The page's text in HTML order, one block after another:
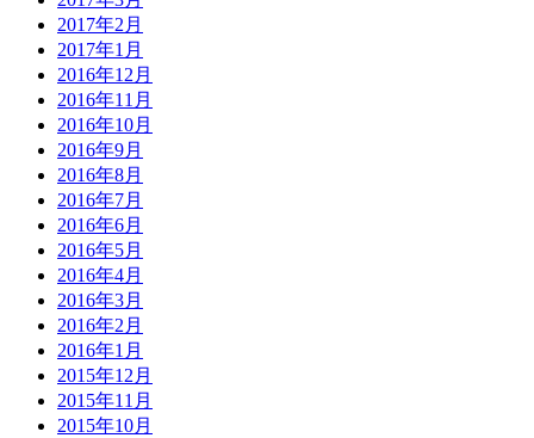
2017年2月
2017年1月
2016年12月
2016年11月
2016年10月
2016年9月
2016年8月
2016年7月
2016年6月
2016年5月
2016年4月
2016年3月
2016年2月
2016年1月
2015年12月
2015年11月
2015年10月